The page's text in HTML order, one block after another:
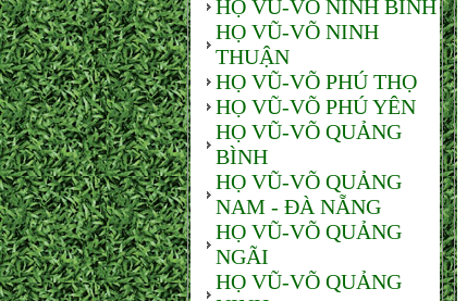
HỌ VŨ-VÕ NINH BÌNH
HỌ VŨ-VÕ NINH
THUẬN
HỌ VŨ-VÕ PHÚ THỌ
HỌ VŨ-VÕ PHÚ YÊN
HỌ VŨ-VÕ QUẢNG
BÌNH
HỌ VŨ-VÕ QUẢNG
NAM - ĐÀ NẴNG
HỌ VŨ-VÕ QUẢNG
NGÃI
HỌ VŨ-VÕ QUẢNG